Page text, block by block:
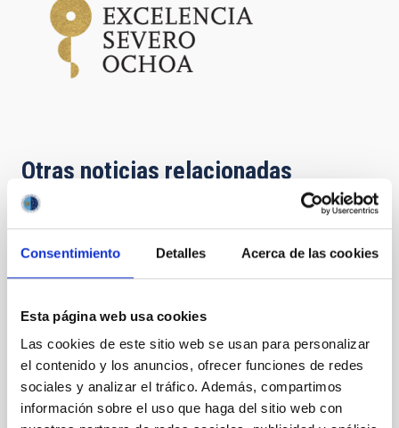
Consentimiento Detalles Acerca de las cookies
Esta página web usa cookies
Las cookies de este sitio web se usan para personalizar
el contenido y los anuncios, ofrecer funciones de redes
sociales y analizar el tráfico. Además, compartimos
información sobre el uso que haga del sitio web con
Otras noticias relacionadas
NOTA DE PRENSA
El IAC acercará el Cosmos a Le Good
el Parque García Sanabria con motivo de
El Instituto de Astrofísica de Canarias (IAC) colabora
con Le Good ‘Cosmic’ Market dentro del entorno de la
celebración de Plenilunio acercando con una amplia
agenda de actividades divulgativas que tendrán lugar